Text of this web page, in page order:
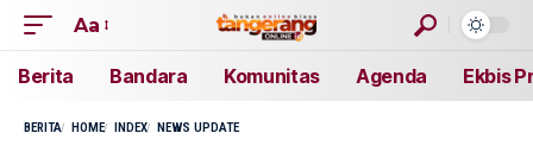
Aa
Berita Bandara Komunitas Agenda Ekbis
BERITA HOME INDEX NEWS UPDATE